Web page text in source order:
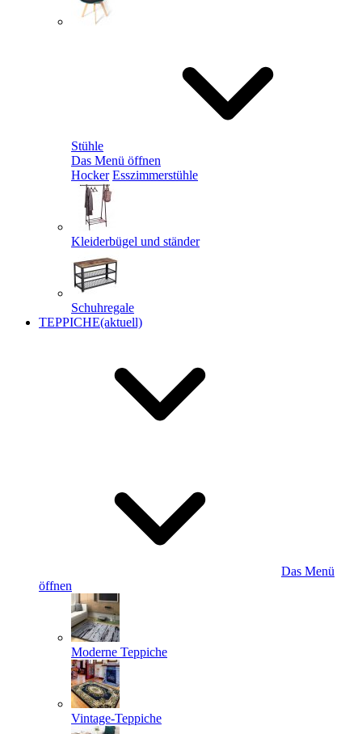
Stühle
Das Menü öffnen
Hocker Esszimmerstühle
Kleiderbügel und ständer
Schuhregale
TEPPICHE(aktuell)
Das Menü
öffnen
Moderne Teppiche
Vintage-Teppiche